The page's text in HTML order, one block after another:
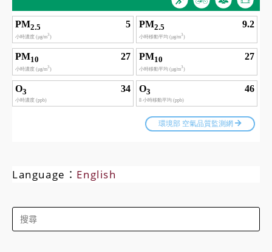
Language： English
Search
for: